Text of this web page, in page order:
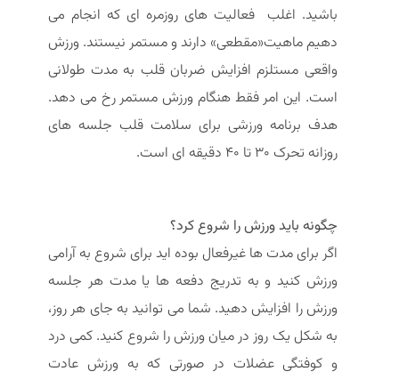
باشید. اغلب فعالیت های روزمره ای که انجام می
دهیم ماهیت«مقطعی» دارند و مستمر نیستند. ورزش
واقعی مستلزم افزایش ضربان قلب به مدت طولانی
است. این امر فقط هنگام ورزش مستمر رخ می دهد.
هدف برنامه ورزشی برای سلامت قلب جلسه های
روزانه تحرک 30 تا 40 دقیقه ای است.
چگونه باید ورزش را شروع کرد؟
اگر برای مدت ها غیرفعال بوده اید برای شروع به آرامی
ورزش کنید و به تدریج دفعه ها یا مدت هر جلسه
ورزش را افزایش دهید. شما می توانید به جای هر روز،
به شکل یک روز در میان ورزش را شروع کنید. کمی درد
و کوفتگی عضلات در صورتی که به ورزش عادت